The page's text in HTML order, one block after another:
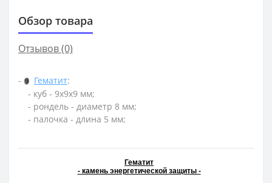
Обзор товара
Отзывов (0)
- Гематит:
- куб - 9х9х9 мм;
- рондель - диаметр 8 мм;
- палочка - длина 5 мм;
Гематит
- камень энергетической защиты -